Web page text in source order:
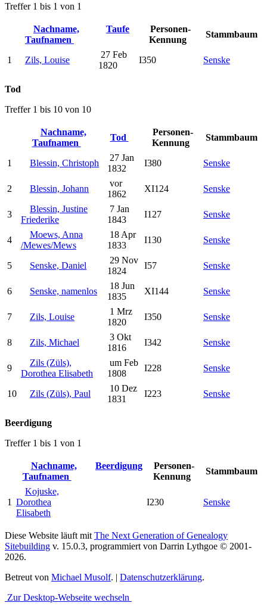
Treffer 1 bis 1 von 1
Nachname,
Taufnamen
Taufe
Personen-
Kennung
Stammbaum
1 Zils, Louise
27 Feb
1820
I350 Senske
Tod
Treffer 1 bis 10 von 10
Nachname,
Taufnamen
Tod
Personen-
Kennung
Stammbaum
1 Blessin, Christoph
27 Jan
1832
I380 Senske
2 Blessin, Johann
vor
1862
XI124 Senske
3
Blessin, Justine
Friederike
7 Jan
1843
I127 Senske
4
Moews, Anna
/Mewes/Mews
18 Apr
1833
I130 Senske
5 Senske, Daniel
29 Nov
1824
I57 Senske
6 Senske, namenlos
18 Jun
1835
XI144 Senske
7 Zils, Louise
1 Mrz
1820
I350 Senske
8 Zils, Michael
3 Okt
1816
I342 Senske
9
Zils (Züls),
Dorothea Elisabeth
um Feb
1808
I228 Senske
10 Zils (Züls), Paul
10 Dez
1831
I223 Senske
Beerdigung
Treffer 1 bis 1 von 1
Nachname,
Taufnamen
Beerdigung
Personen-
Kennung
Stammbaum
1
Kojuske,
Dorothea
Elisabeth
I230 Senske
Diese Website läuft mit The Next Generation of Genealogy
Sitebuilding v. 15.0.3, programmiert von Darrin Lythgoe © 2001-
2026.
Betreut von Michael Musolf. | Datenschutzerklärung.
Zur Desktop-Webseite wechseln